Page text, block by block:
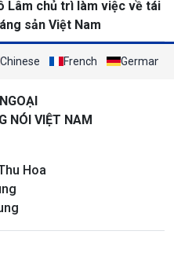
Lâm chủ trì làm việc về tái
sản Việt Nam
Chinese French German
NÓI VIỆT NAM
Hoa